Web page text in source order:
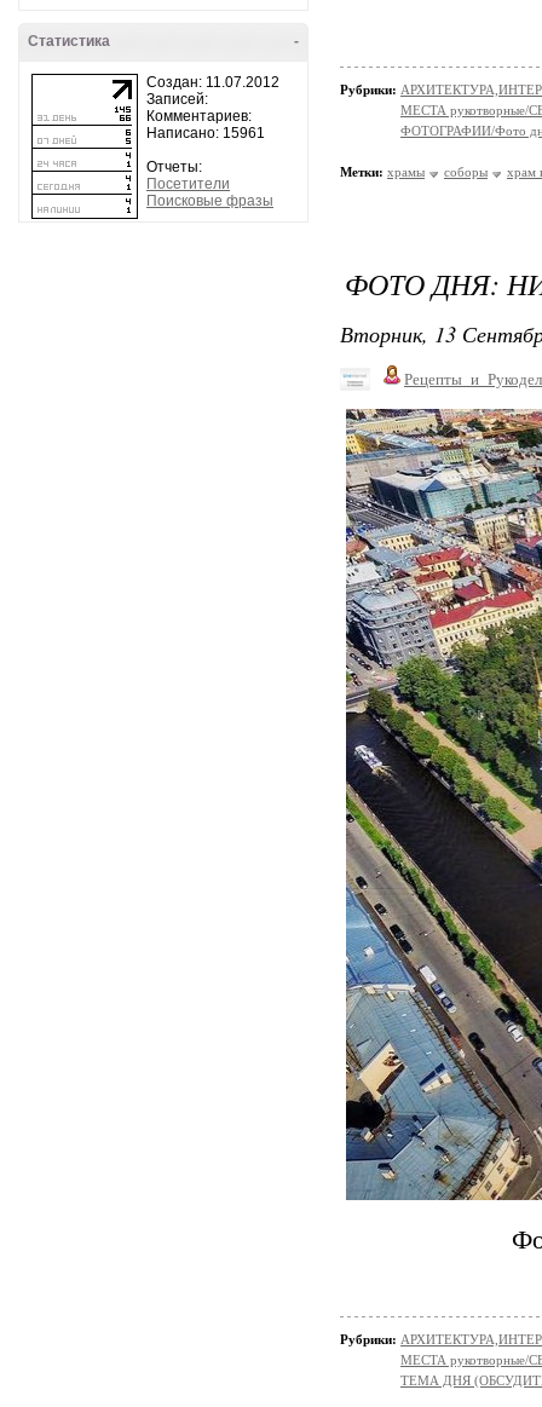
-
Статистика
Создан: 11.07.2012
Записей:
Комментариев:
Написано: 15961
Отчеты:
Посетители
Поисковые фразы
Рубрики:
МЕСТА
ФОТОГРАФИИ/Фото
Метки: храмы соборы храм
ФОТО ДНЯ:
Вторник, 13
Рубрики:
МЕСТА
ТЕМА ДНЯ